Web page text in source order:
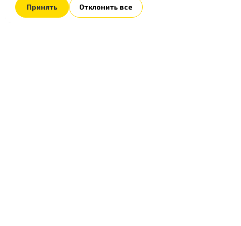
Принять Отклонить все